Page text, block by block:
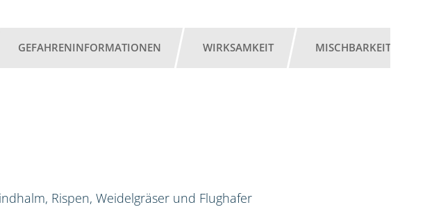
GEFAHRENINFORMATIONEN WIRKSAMKEIT MISCHBARKEIT
Rispen, Weidelgräser und Flughafer